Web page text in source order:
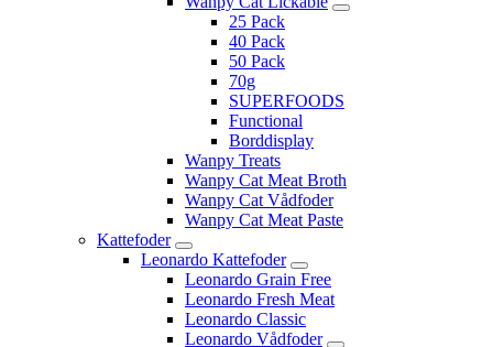
25 Pack
40 Pack
50 Pack
70g
SUPERFOODS
Functional
Borddisplay
Wanpy Treats
Wanpy Cat Meat Broth
Wanpy Cat Vådfoder
Wanpy Cat Meat Paste
Kattefoder
Leonardo Kattefoder
Leonardo Grain Free
Leonardo Fresh Meat
Leonardo Classic
Leonardo Vådfoder